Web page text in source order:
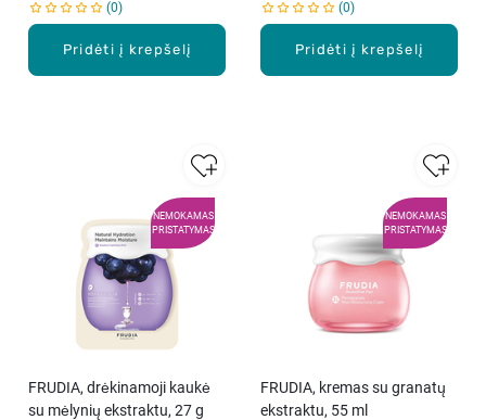
Pridėti į krepšelį
0
Pridėti į krepšelį
0
NEMOKAMAS
PRISTATYMAS
FRUDIA, drėkinamoji kaukė
su mėlynių ekstraktu, 27 g
NEMOKAMAS
PRISTATYMAS
FRUDIA, kremas su granatų
ekstraktu, 55 ml